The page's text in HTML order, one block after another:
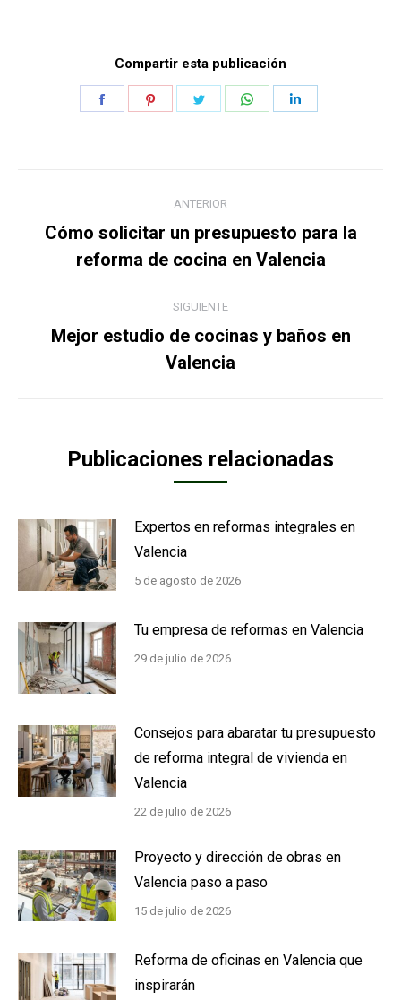
Compartir esta publicación
entre
publicaciones
ANTERIOR
Publicación
anterior:
Cómo solicitar un presupuesto para la
reforma de cocina en Valencia
SIGUIENTE
Publicación
siguiente:
Mejor estudio de cocinas y baños en
Valencia
Publicaciones relacionadas
Expertos en reformas integrales en
Valencia
5 de agosto de 2026
Tu empresa de reformas en Valencia
29 de julio de 2026
Consejos para abaratar tu presupuesto
de reforma integral de vivienda en
Valencia
22 de julio de 2026
Proyecto y dirección de obras en
Valencia paso a paso
15 de julio de 2026
Reforma de oficinas en Valencia que
inspirarán